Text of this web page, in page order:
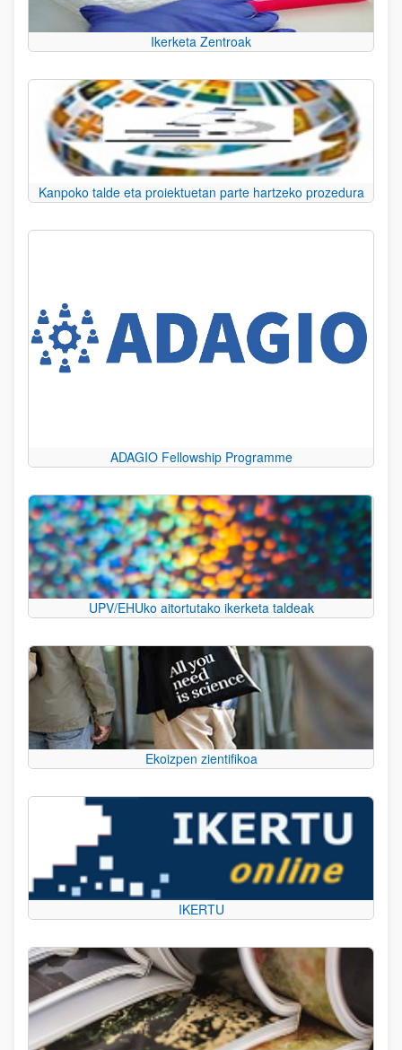
Ikerketa Zentroak
Kanpoko talde eta proiektuetan parte hartzeko prozedura
ADAGIO Fellowship Programme
UPV/EHUko aitortutako ikerketa taldeak
Ekoizpen zientifikoa
IKERTU